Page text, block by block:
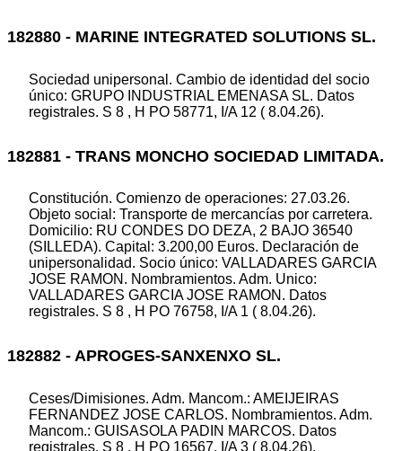
182880 - MARINE INTEGRATED SOLUTIONS SL.
Sociedad unipersonal. Cambio de identidad del socio
único: GRUPO INDUSTRIAL EMENASA SL. Datos
registrales. S 8 , H PO 58771, I/A 12 ( 8.04.26).
182881 - TRANS MONCHO SOCIEDAD LIMITADA.
Constitución. Comienzo de operaciones: 27.03.26.
Objeto social: Transporte de mercancías por carretera.
Domicilio: RU CONDES DO DEZA, 2 BAJO 36540
(SILLEDA). Capital: 3.200,00 Euros. Declaración de
unipersonalidad. Socio único: VALLADARES GARCIA
JOSE RAMON. Nombramientos. Adm. Unico:
VALLADARES GARCIA JOSE RAMON. Datos
registrales. S 8 , H PO 76758, I/A 1 ( 8.04.26).
182882 - APROGES-SANXENXO SL.
Ceses/Dimisiones. Adm. Mancom.: AMEIJEIRAS
FERNANDEZ JOSE CARLOS. Nombramientos. Adm.
Mancom.: GUISASOLA PADIN MARCOS. Datos
registrales. S 8 , H PO 16567, I/A 3 ( 8.04.26).